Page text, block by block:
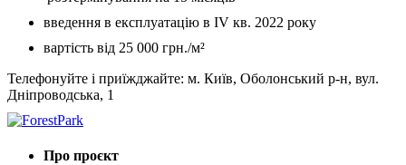
введення в експлуатацію в IV кв. 2022 року
вартість від 25 000 грн./м²
Телефонуйте і приїжджайте: м. Київ, Оболонський р-н, вул.
Дніпроводська, 1
Про проєкт